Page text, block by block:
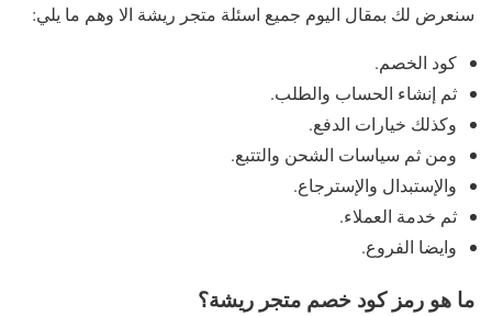
سنعرض لك بمقال اليوم جميع اسئلة متجر ريشة الا وهم ما يلي:
كود الخصم.
ثم إنشاء الحساب والطلب.
وكذلك خيارات الدفع.
ومن ثم سياسات الشحن والتتبع.
والإستبدال والإسترجاع.
ثم خدمة العملاء.
وايضا الفروع.
ما هو رمز كود خصم متجر ريشة؟